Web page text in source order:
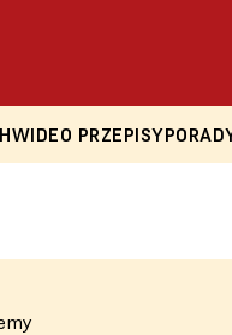
WIDEO PRZEPISY